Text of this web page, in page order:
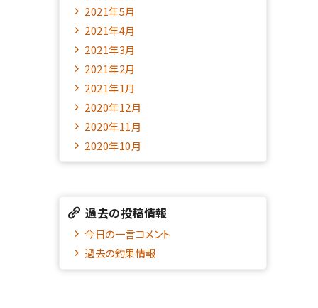
2021年5月
2021年4月
2021年3月
2021年2月
2021年1月
2020年12月
2020年11月
2020年10月
過去の投稿情報
今日の一言コメント
過去の釣果情報